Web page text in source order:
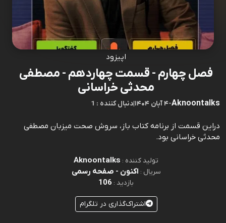
اپیزود
فصل چهارم - قسمت چهاردهم - مصطفی
محدثی خراسانی‌
Aknoontalks
-۴ آبان ۱۴۰۴ |1 : دنبال کننده
دراین قسمت از برنامه کتاب باز، سروش صحت میزبان مصطفی
محدثی خراسانی‌ بود.
تولید کننده : Aknoontalks
سریال : اکنون - صفحه رسمی
بازدید : 106
اشتراک‌گذاری در تلگرام